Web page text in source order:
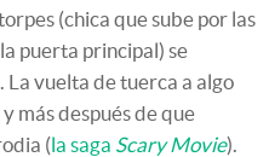
(chica que sube por las
puerta principal) se
La vuelta de tuerca a algo
más después de que
(la saga Scary Movie).